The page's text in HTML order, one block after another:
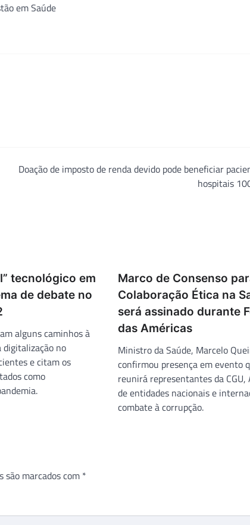
em Saúde
Doação de imposto de renda devido pode beneficiar
hospitais
tecnológico em
de debate no
alguns caminhos à
digitalização no
e citam os
como
Marco de Consenso
Colaboração Ética na
será assinado durante
das Américas
Ministro da Saúde, Marcelo
confirmou presença em evento
reunirá representantes da CGU,
de entidades nacionais e
combate à corrupção.
são marcados com *